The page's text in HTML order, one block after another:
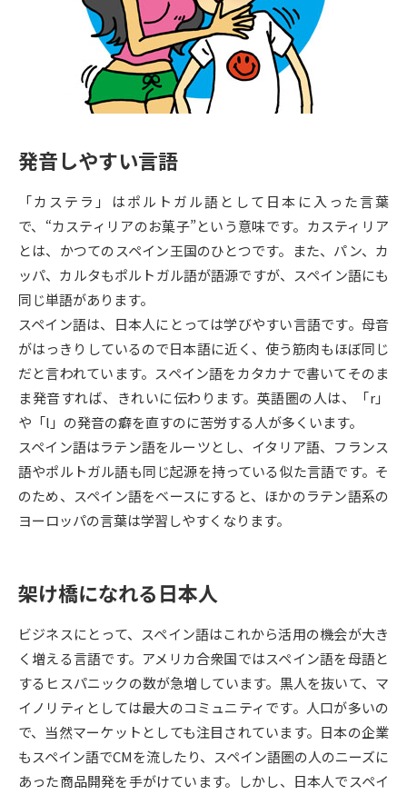
専門学校の資料請求 大学院の資料請求
留学・進学関連、塾・予備校
大学入学共通テスト「受験案
内」の請求
大学入学共通テスト「受験上の
配慮案内」の請求
高等学校卒業程度認定試験
幼稚園教員資格認定試験
高等学校（情報）教員資格認定
試験
大学研究 大学検索
大学で学べる内容や特徴を調べる
新増設大学・学部・学科特集
国際・グローバルに強い大学特
データサイエンス特集 奨学金・特待生制度特集
デジタルパンフレット 進路の３択
SELFBRAND特集ページ
オープンキャンパスなどを調べる
オープンキャンパス検索 実施プログラムから探す
来場型・Web型イベント特集 夢ナビライブ
発音しやすい言語
「カステラ」はポルトガル語として日本に入った言葉
で、“カスティリアのお菓子”という意味です。カスティリア
とは、かつてのスペイン王国のひとつです。また、パン、カ
ッパ、カルタもポルトガル語が語源ですが、スペイン語にも
同じ単語があります。
スペイン語は、日本人にとっては学びやすい言語です。母音
がはっきりしているので日本語に近く、使う筋肉もほぼ同じ
だと言われています。スペイン語をカタカナで書いてそのま
ま発音すれば、きれいに伝わります。英語圏の人は、「r」
や「l」の発音の癖を直すのに苦労する人が多くいます。
スペイン語はラテン語をルーツとし、イタリア語、フランス
語やポルトガル語も同じ起源を持っている似た言語です。そ
のため、スペイン語をベースにすると、ほかのラテン語系の
ヨーロッパの言葉は学習しやすくなります。
架け橋になれる日本人
ビジネスにとって、スペイン語はこれから活用の機会が大き
く増える言語です。アメリカ合衆国ではスペイン語を母語と
するヒスパニックの数が急増しています。黒人を抜いて、マ
イノリティとしては最大のコミュニティです。人口が多いの
で、当然マーケットとしても注目されています。日本の企業
もスペイン語でCMを流したり、スペイン語圏の人のニーズに
あった商品開発を手がけています。しかし、日本人でスペイ